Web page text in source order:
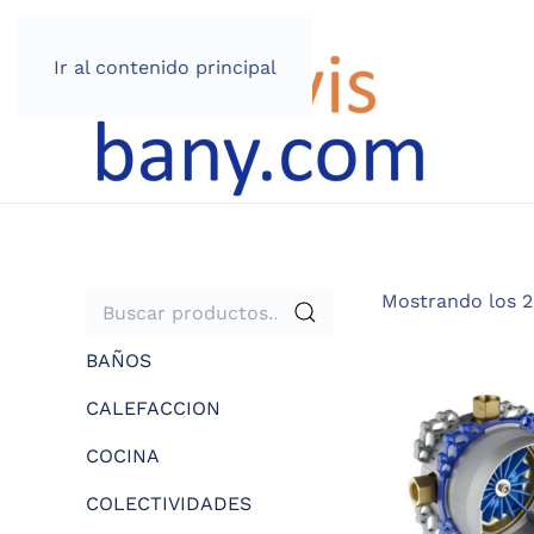
Ir al contenido principal
BAÑOS
CALEFACCION
COCINA
COLECTIVIDADES
Mostrando los